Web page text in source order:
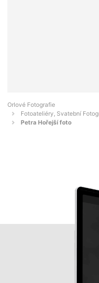
Orlové Fotografie
Fotoateliéry, Svatební
Petra Hořejší foto